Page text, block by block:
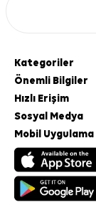
Kategoriler
Önemli Bilgiler
Hızlı Erişim
Sosyal Medya
Mobil Uygulama